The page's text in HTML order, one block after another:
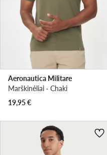
Aeronautica Militare
Marškinėliai · Chaki
19,95€